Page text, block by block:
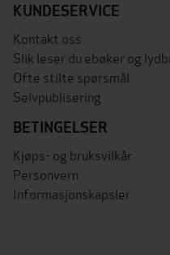
KUNDESERVICE
Kontakt oss
Slik leser du ebøker og
Ofte stilte spørsmål
Selvpublisering
BETINGELSER
Kjøps- og bruksvilkår
Personvern
Informasjonskapsler